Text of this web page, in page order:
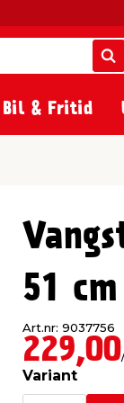
Bil & Fritid
51 cm
Art.nr: 9037756
229,00
Variant